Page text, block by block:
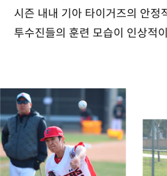
시즌 내내 기아 타이거즈의 안정
투수진들의 훈련 모습이 인상적